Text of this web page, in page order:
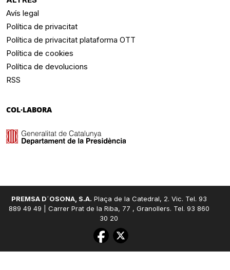
Avís legal
Política de privacitat
Política de privacitat plataforma OTT
Política de cookies
Política de devolucions
RSS
COL·LABORA
PREMSA D´OSONA, S.A. Plaça de la Catedral, 2. Vic. Tel. 93
889 49 49 | Carrer Prat de la Riba, 77 , Granollers. Tel. 93 860
30 20